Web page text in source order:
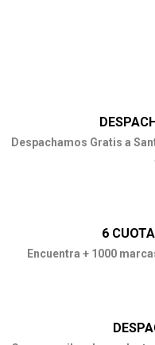
Despachamos Gratis a
6
Encuentra + 1000